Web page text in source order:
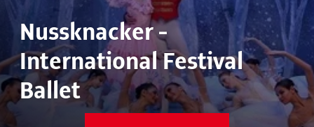
Nussknacker -
International Festival
Ballet